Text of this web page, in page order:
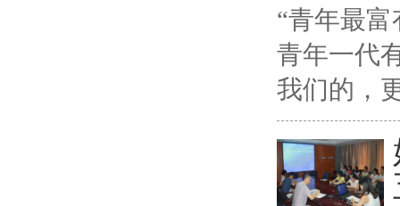
“青年最
青年一代
我们的，